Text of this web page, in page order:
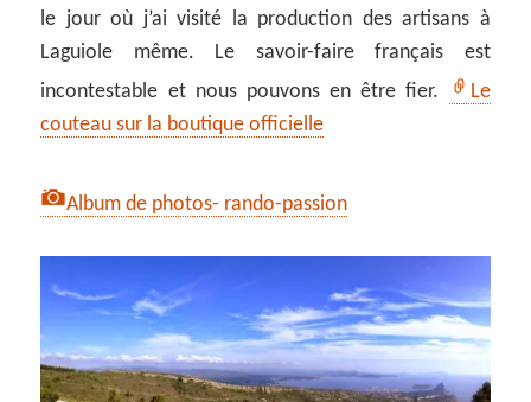
le jour où j’ai visité la production des artisans à
Laguiole même. Le savoir-faire français est
incontestable et nous pouvons en être fier.
Le
couteau sur la boutique officielle
Album de photos- rando-passion